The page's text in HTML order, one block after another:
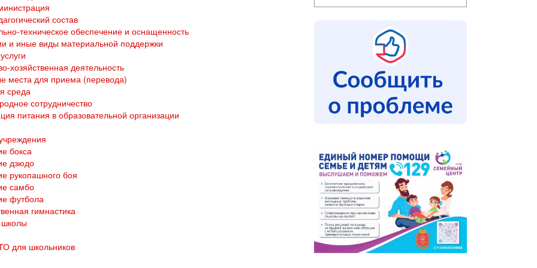
состав
техническое обеспечение и оснащенность
и иные виды материальной поддержки
хозяйственная деятельность
места для приема (перевода)
среда
сотрудничество
питания в образовательной организации
бокса
дзюдо
рукопашного боя
самбо
футбола
гимнастика
школы
для школьников